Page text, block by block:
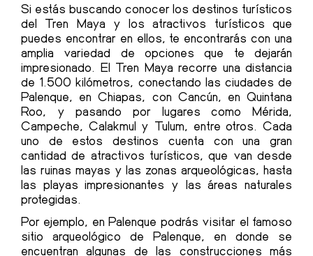
Si estás buscando conocer los destinos turísticos
del Tren Maya y los atractivos turísticos que
puedes encontrar en ellos, te encontrarás con una
amplia variedad de opciones que te dejarán
impresionado. El Tren Maya recorre una distancia
de 1.500 kilómetros, conectando las ciudades de
Palenque, en Chiapas, con Cancún, en Quintana
Roo, y pasando por lugares como Mérida,
Campeche, Calakmul y Tulum, entre otros. Cada
uno de estos destinos cuenta con una gran
cantidad de atractivos turísticos, que van desde
las ruinas mayas y las zonas arqueológicas, hasta
las playas impresionantes y las áreas naturales
protegidas.
Por ejemplo, en Palenque podrás visitar el famoso
sitio arqueológico de Palenque, en donde se
encuentran algunas de las construcciones más